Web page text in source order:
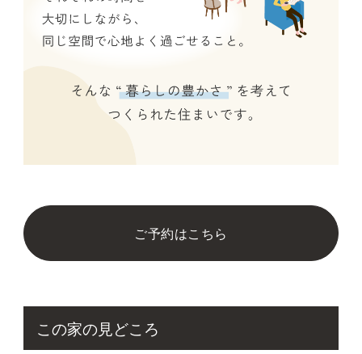
ご予約はこちら
この家の見どころ